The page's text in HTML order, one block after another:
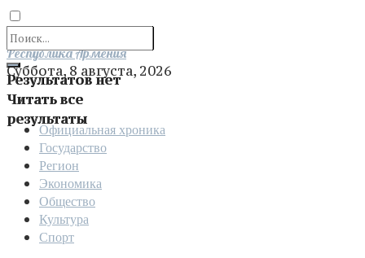
Результатов нет
Читать все
результаты
Отправить
Республика Армения
Суббота, 8 августа, 2026
Официальная хроника
Государство
Регион
Экономика
Общество
Культура
Спорт